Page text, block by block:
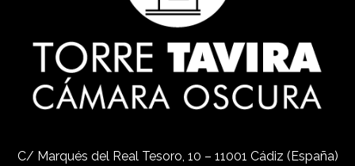
C/ Marqués del Real Tesoro, 10 – 11001 Cádiz (España)